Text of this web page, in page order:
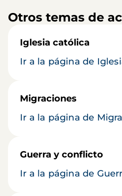
Otros temas de
Iglesia católica
Ir a la página de
Migraciones
Ir a la página de
Guerra y conflicto
Ir a la página de